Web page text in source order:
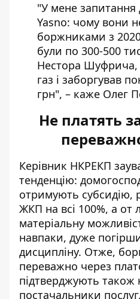
"У мене запитання
Yasno: чому вони
боржниками з
були по 300-500
Нестора Шуфрича,
газ і заборгував
грн", – каже Олег
Не платять
Керівник НКРЕКП
тенденцію:
отримують субсидію,
ЖКП на всі 100%, а от
матеріальну
навпаки, дуже
дисципліну. Отже,
переважно через
підтверджують також
постачальники послуг.